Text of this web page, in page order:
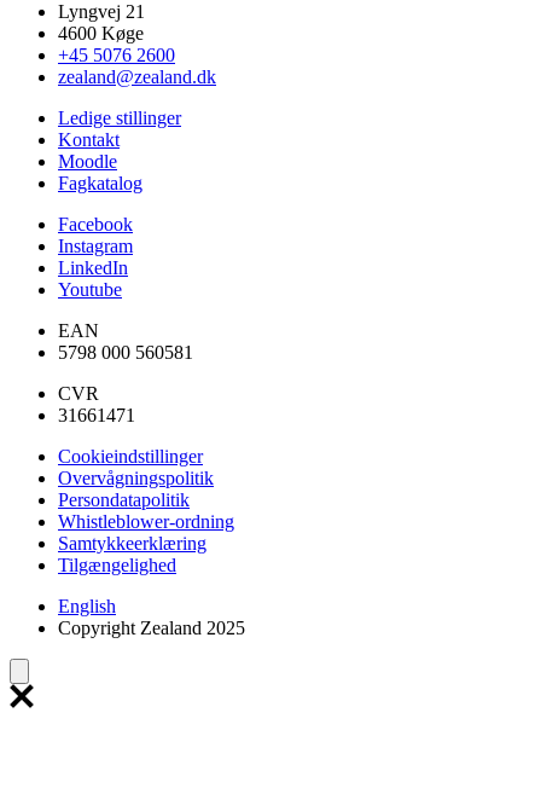
Lyngvej 21
4600 Køge
+45 5076 2600
zealand@zealand.dk
Ledige stillinger
Kontakt
Moodle
Fagkatalog
Facebook
Instagram
LinkedIn
Youtube
EAN
5798 000 560581
CVR
31661471
Cookieindstillinger
Overvågningspolitik
Persondatapolitik
Whistleblower-ordning
Samtykkeerklæring
Tilgængelighed
English
Copyright Zealand 2025